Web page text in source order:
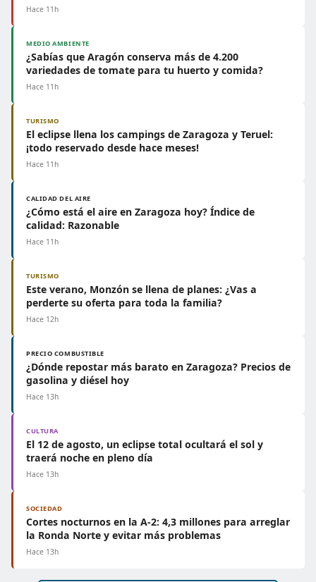
Hace 11h
MEDIO AMBIENTE
¿Sabías que Aragón conserva más de 4.200
variedades de tomate para tu huerto y comida?
Hace 11h
TURISMO
El eclipse llena los campings de Zaragoza y Teruel:
¡todo reservado desde hace meses!
Hace 11h
CALIDAD DEL AIRE
¿Cómo está el aire en Zaragoza hoy? Índice de
calidad: Razonable
Hace 11h
TURISMO
Este verano, Monzón se llena de planes: ¿Vas a
perderte su oferta para toda la familia?
Hace 12h
PRECIO COMBUSTIBLE
¿Dónde repostar más barato en Zaragoza? Precios de
gasolina y diésel hoy
Hace 13h
CULTURA
El 12 de agosto, un eclipse total ocultará el sol y
traerá noche en pleno día
Hace 13h
SOCIEDAD
Cortes nocturnos en la A-2: 4,3 millones para arreglar
la Ronda Norte y evitar más problemas
Hace 13h